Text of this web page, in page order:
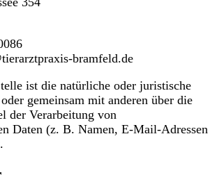
bramfeld.de
ist die natürliche oder juristische
gemeinsam mit anderen über die
der Verarbeitung von
Daten (z. B. Namen, E-Mail-Adressen